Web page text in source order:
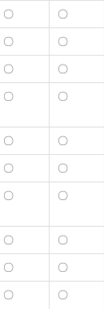
〇 〇
〇 〇
〇 〇
〇 〇
〇 〇
〇 〇
〇 〇
〇 〇
〇 〇
〇 〇